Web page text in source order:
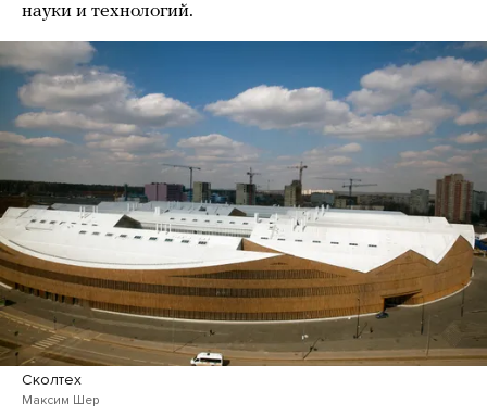
науки и технологий.
Сколтех
Максим Шер